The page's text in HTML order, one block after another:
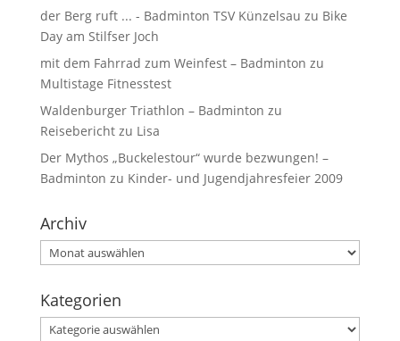
der Berg ruft ... - Badminton TSV Künzelsau zu Bike
Day am Stilfser Joch
mit dem Fahrrad zum Weinfest – Badminton zu
Multistage Fitnesstest
Waldenburger Triathlon – Badminton zu
Reisebericht zu Lisa
Der Mythos „Buckelestour“ wurde bezwungen! –
Badminton zu Kinder- und Jugendjahresfeier 2009
Archiv
Kategorien